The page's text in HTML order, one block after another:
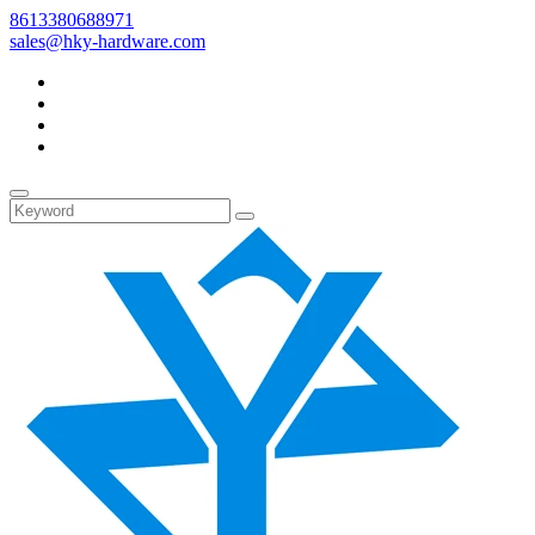
8613380688971
sales@hky-hardware.com